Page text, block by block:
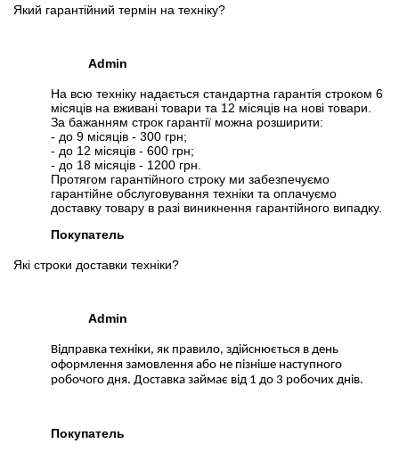
Який гарантійний термін на техніку?
Admin
На всю техніку надається стандартна гарантія строком 6
місяців на вживані товари та 12 місяців на нові товари.
За бажанням строк гарантії можна розширити:
- до 9 місяців - 300 грн;
- до 12 місяців - 600 грн;
- до 18 місяців - 1200 грн.
Протягом гарантійного строку ми забезпечуємо
гарантійне обслуговування техніки та оплачуємо
доставку товару в разі виникнення гарантійного випадку.
Покупатель
Які строки доставки техніки?
Admin
Відправка техніки, як правило, здійснюється в день
оформлення замовлення або не пізніше наступного
робочого дня. Доставка займає від 1 до 3 робочих днів.
Покупатель